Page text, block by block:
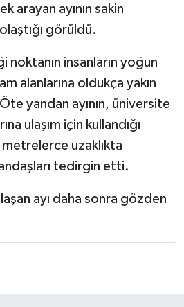
arayan ayının sakin
görüldü.
noktanın insanların yoğun
alanlarına oldukça yakın
yandan ayının, üniversite
ulaşım için kullandığı
uzaklıkta
tedirgin etti.
ayı daha sonra gözden